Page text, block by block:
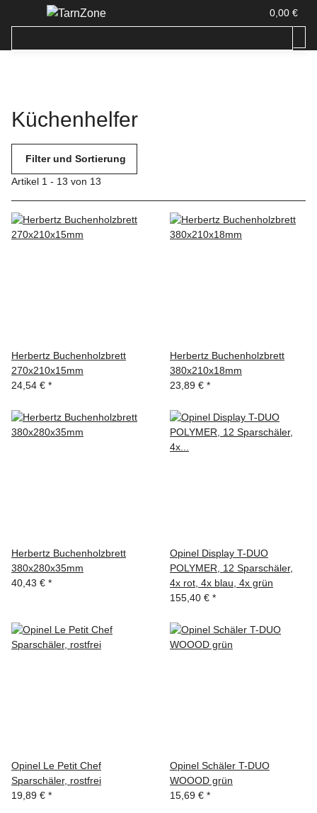
0,00 €
Küchenhelfer
Filter und Sortierung
Artikel 1 - 13 von 13
Herbertz Buchenholzbrett
270x210x15mm
24,54 € *
Herbertz Buchenholzbrett
380x210x18mm
23,89 € *
Herbertz Buchenholzbrett
380x280x35mm
40,43 € *
Opinel Display T-DUO
POLYMER, 12 Sparschäler,
4x rot, 4x blau, 4x grün
155,40 € *
Opinel Le Petit Chef
Sparschäler, rostfrei
19,89 € *
Opinel Schäler T-DUO
WOOOD grün
15,69 € *